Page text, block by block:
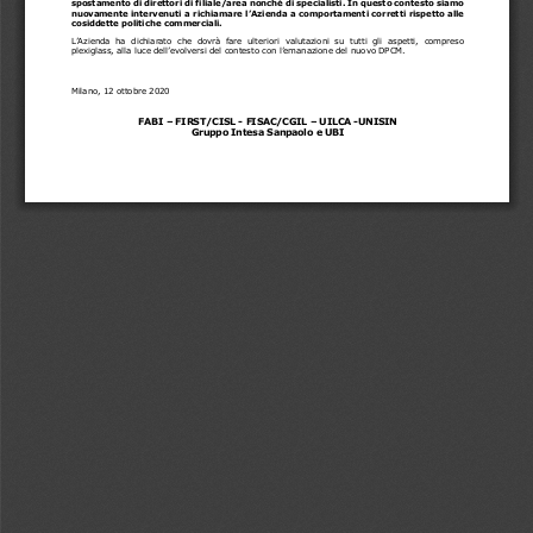
nuovamente intervenuti a richiamare l’Azienda a comportamenti corretti rispetto alle
cosiddette politiche commerciali.
L’Azienda  ha  dichiarato  che  dovrà  fare  ulteriori  valutazioni  su  tutti  gli  aspetti,  compreso
plexiglass, alla luce dell’evolversi del contesto con l’emanazione del nuovo DPCM.
Milano, 12 ottobre 2020
FABI – FIRST/CISL - FISAC/CGIL – UILCA -UNISIN
Gruppo Intesa Sanpaolo e UBI